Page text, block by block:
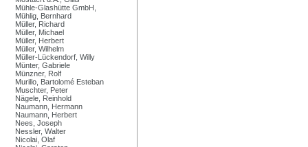
Mühle-Glashütte GmbH,
Mühlig, Bernhard
Müller, Richard
Müller, Michael
Müller, Herbert
Müller, Wilhelm
Müller-Lückendorf, Willy
Münter, Gabriele
Münzner, Rolf
Murillo, Bartolomé Esteban
Muschter, Peter
Nägele, Reinhold
Naumann, Hermann
Naumann, Herbert
Nees, Joseph
Nessler, Walter
Nicolai, Olaf